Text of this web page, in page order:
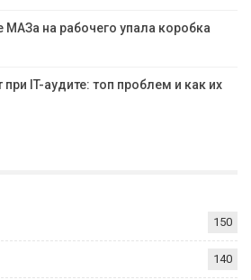
МАЗа на рабочего упала коробка
IT-аудите: топ проблем и как их
150
140